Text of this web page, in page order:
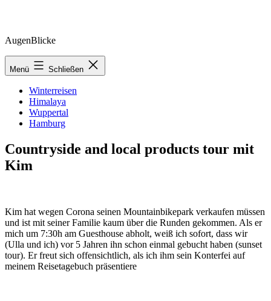
Zum
springen
AugenBlicke
Menü Schließen
Winterreisen
Himalaya
Wuppertal
Hamburg
Countryside and local products tour mit
Kim
Kim hat wegen Corona seinen Mountainbikepark verkaufen müssen
und ist mit seiner Familie kaum über die Runden gekommen. Als er
mich um 7:30h am Guesthouse abholt, weiß ich sofort, dass wir
(Ulla und ich) vor 5 Jahren ihn schon einmal gebucht haben (sunset
tour). Er freut sich offensichtlich, als ich ihm sein Konterfei auf
meinem Reisetagebuch präsentiere